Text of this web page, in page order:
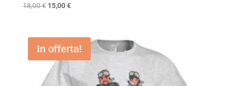
18,00€ Il
era:
18,00 €.
15,00€Il
è:
15,00 €.
In offerta!